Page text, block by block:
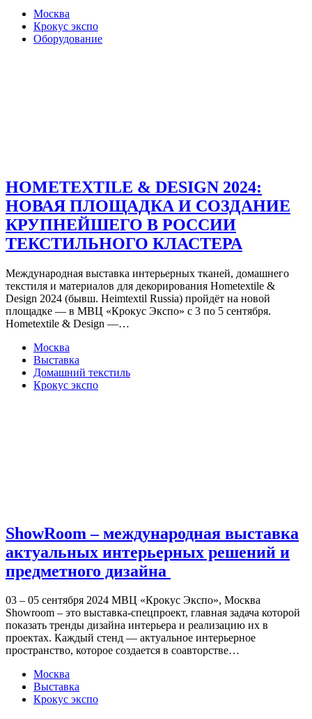
Москва
Крокус экспо
Оборудование
HOMETEXTILE & DESIGN 2024:
НОВАЯ ПЛОЩАДКА И СОЗДАНИЕ
КРУПНЕЙШЕГО В РОССИИ
ТЕКСТИЛЬНОГО КЛАСТЕРА
Международная выставка интерьерных тканей, домашнего
текстиля и материалов для декорирования Hometextile &
Design 2024 (бывш. Heimtextil Russia) пройдёт на новой
площадке — в МВЦ «Крокус Экспо» с 3 по 5 сентября.
Hometextile & Design —…
Москва
Выставка
Домашний текстиль
Крокус экспо
ShowRoom – международная выставка
актуальных интерьерных решений и
предметного дизайна
03 – 05 сентября 2024 МВЦ «Крокус Экспо», Москва
Showroom – это выставка-спецпроект, главная задача которой
показать тренды дизайна интерьера и реализацию их в
проектах. Каждый стенд — актуальное интерьерное
пространство, которое создается в соавторстве…
Москва
Выставка
Крокус экспо